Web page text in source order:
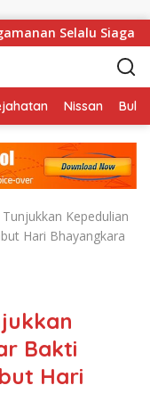
Siaga 24 Jam
Nissan
Kepedulian
Hari Bhayangkara
Bakti
Hari